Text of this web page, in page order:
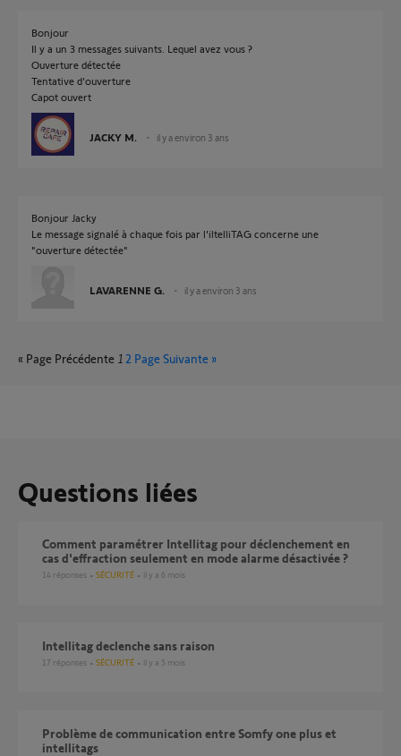
Bonjour
Il y a un 3 messages suivants. Lequel avez vous ?
Ouverture détectée
Tentative d'ouverture
Capot ouvert
JACKY M. il y a environ 3 ans
Bonjour Jacky
Le message signalé à chaque fois par l'iltelliTAG concerne une
"ouverture détectée"
LAVARENNE G. il y a environ 3 ans
« Page Précédente 1 2 Page Suivante »
Questions liées
Comment paramétrer Intellitag pour déclenchement en
cas d'effraction seulement en mode alarme désactivée ?
14 réponses SÉCURITÉ il y a 6 mois
Intellitag declenche sans raison
17 réponses SÉCURITÉ il y a 5 mois
Problème de communication entre Somfy one plus et
intellitags